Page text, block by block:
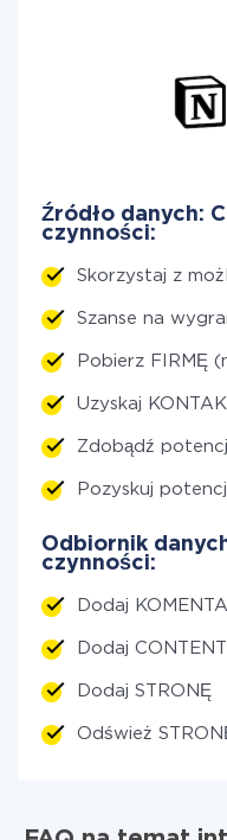
Źródło danych:
czynności:
Skorzystaj z
Szanse na
Pobierz FIRMĘ
Uzyskaj
Zdobądź
Pozyskuj
Odbiornik
czynności:
Dodaj
Dodaj
Dodaj STRONĘ
Odśwież